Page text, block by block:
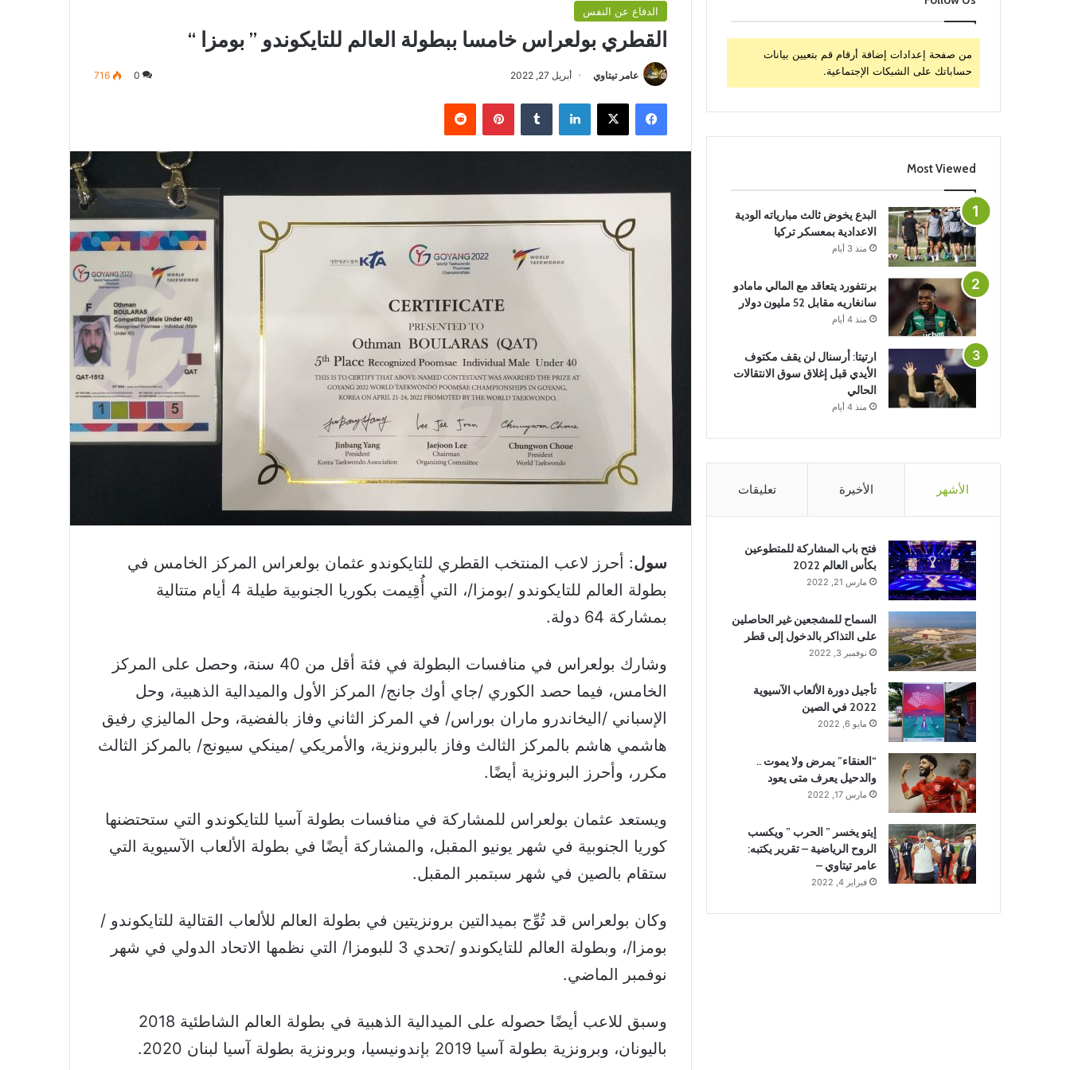
الدفاع عن النفس
القطري بولعراس خامسا ببطولة العالم للتايكوندو ” بومزا “
عامر تيتاوي أبريل 27, 2022 0
716
فيسبوك ‫X لينكدإن بينتيريست
سول: أحرز لاعب المنتخب القطري للتايكوندو عثمان بولعراس المركز الخامس في
بطولة العالم للتايكوندو /بومزا/، التي أُقِيمت بكوريا الجنوبية طيلة 4 أيام متتالية
بمشاركة 64 دولة.
وشارك بولعراس في منافسات البطولة في فئة أقل من 40 سنة، وحصل على المركز
الخامس، فيما حصد الكوري /جاي أوك جانج/ المركز الأول والميدالية الذهبية، وحل
الإسباني /اليخاندرو ماران بوراس/ في المركز الثاني وفاز بالفضية، وحل الماليزي رفيق
هاشمي هاشم بالمركز الثالث وفاز بالبرونزية، والأمريكي /مينكي سيونج/ بالمركز الثالث
مكرر، وأحرز البرونزية أيضًا.
ويستعد عثمان بولعراس للمشاركة في منافسات بطولة آسيا للتايكوندو التي ستحتضنها
كوريا الجنوبية في شهر يونيو المقبل، والمشاركة أيضًا في بطولة الألعاب الآسيوية التي
ستقام بالصين في شهر سبتمبر المقبل.
وكان بولعراس قد تُوِّج بميدالتين برونزيتين في بطولة العالم للألعاب القتالية للتايكوندو /
بومزا/، وبطولة العالم للتايكوندو /تحدي 3 للبومزا/ التي نظمها الاتحاد الدولي في شهر
نوفمبر الماضي.
وسبق للاعب أيضًا حصوله على الميدالية الذهبية في بطولة العالم الشاطئية 2018
باليونان، وبرونزية بطولة آسيا 2019 بإندونيسيا، وبرونزية بطولة آسيا لبنان 2020.
من صفحة إعدادات إضافة أرقام قم بتعيين بيانات
حساباتك على الشبكات الإجتماعية.
Most Viewed
البدع يخوض ثالث مبارياته الودية
الاعدادية بمعسكر تركيا
منذ 3 أيام
برنتفورد يتعاقد مع المالي مامادو
سانغاريه مقابل 52 مليون دولار
منذ 4 أيام
ارتيتا: أرسنال لن يقف مكتوف
الأيدي قبل إغلاق سوق الانتقالات
الحالي
منذ 4 أيام
الأشهر الأخيرة تعليقات
فتح باب المشاركة للمتطوعين
بكأس العالم 2022
مارس 21, 2022
السماح للمشجعين غير الحاصلين
على التذاكر بالدخول إلى قطر
نوفمبر 3, 2022
تأجيل دورة الألعاب الآسيوية
2022 في الصين
مايو 6, 2022
“العنقاء” يمرض ولا يموت ..
والدحيل يعرف متى يعود
مارس 17, 2022
إيتو يخسر ” الحرب ” ويكسب
الروح الرياضية – تقرير يكتبه:
عامر تيتاوي –
فبراير 4, 2022